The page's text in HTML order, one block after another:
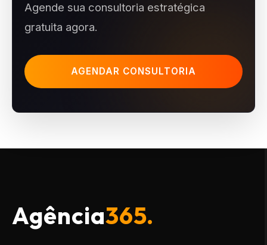
Agende sua consultoria estratégica
gratuita agora.
AGENDAR CONSULTORIA
Agência365.